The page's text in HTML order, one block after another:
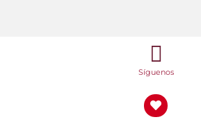
Síguenos